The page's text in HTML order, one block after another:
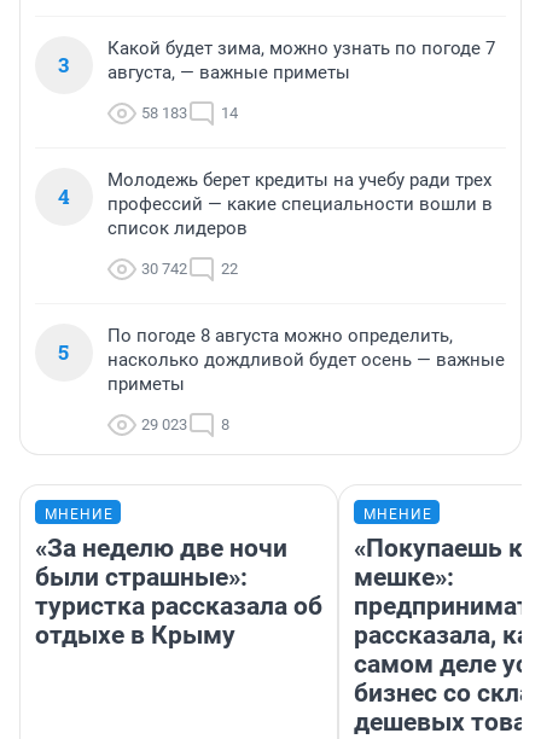
3
Какой будет зима, можно узнать по погоде 7
августа, — важные приметы
58 183 14
4
Молодежь берет кредиты на учебу ради трех
профессий — какие специальности вошли в
список лидеров
30 742 22
5
По погоде 8 августа можно определить,
насколько дождливой будет осень — важные
приметы
29 023 8
МНЕНИЕ
«За неделю две ночи
были страшные»:
туристка рассказала об
отдыхе в Крыму
МНЕНИЕ
«Покупаешь
мешке»:
рассказала,
самом деле
бизнес со
дешевых